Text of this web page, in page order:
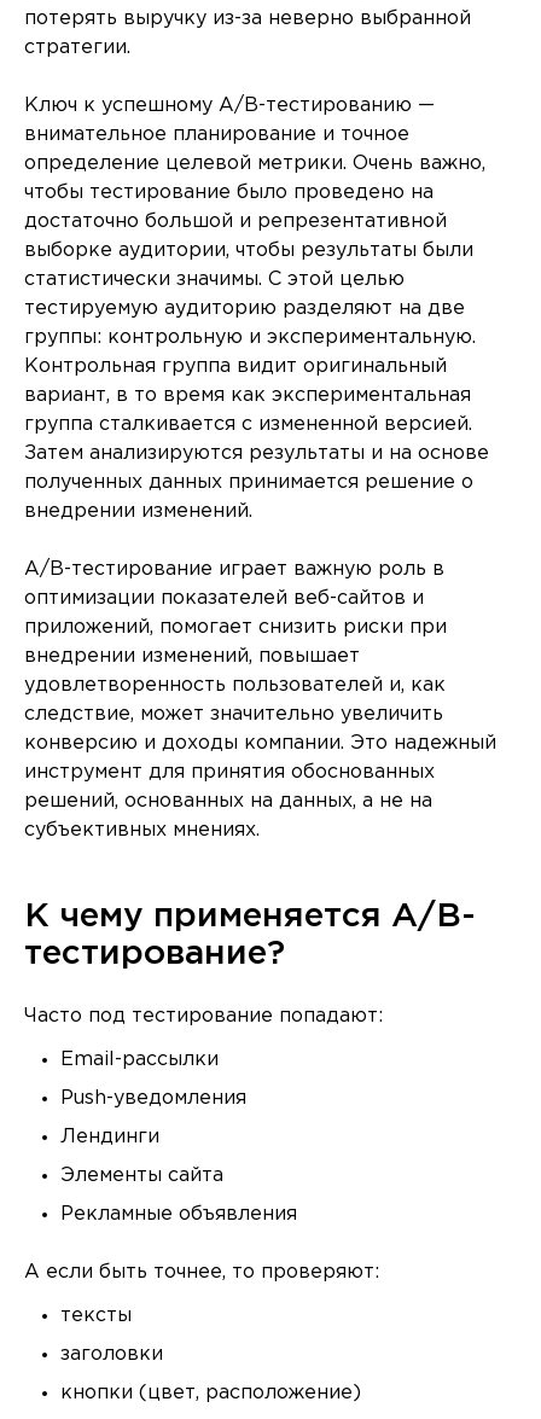
потерять выручку из-за неверно выбранной
стратегии.
Ключ к успешному A/B-тестированию —
внимательное планирование и точное
определение целевой метрики. Очень важно,
чтобы тестирование было проведено на
достаточно большой и репрезентативной
выборке аудитории, чтобы результаты были
статистически значимы. С этой целью
тестируемую аудиторию разделяют на две
группы: контрольную и экспериментальную.
Контрольная группа видит оригинальный
вариант, в то время как экспериментальная
группа сталкивается с измененной версией.
Затем анализируются результаты и на основе
полученных данных принимается решение о
внедрении изменений.
A/B-тестирование играет важную роль в
оптимизации показателей веб-сайтов и
приложений, помогает снизить риски при
внедрении изменений, повышает
удовлетворенность пользователей и, как
следствие, может значительно увеличить
конверсию и доходы компании. Это надежный
инструмент для принятия обоснованных
решений, основанных на данных, а не на
субъективных мнениях.
К чему применяется A/B-
тестирование?
Часто под тестирование попадают:
Email-рассылки
Push-уведомления
Лендинги
Элементы сайта
Рекламные объявления
А если быть точнее, то проверяют:
тексты
заголовки
кнопки (цвет, расположение)